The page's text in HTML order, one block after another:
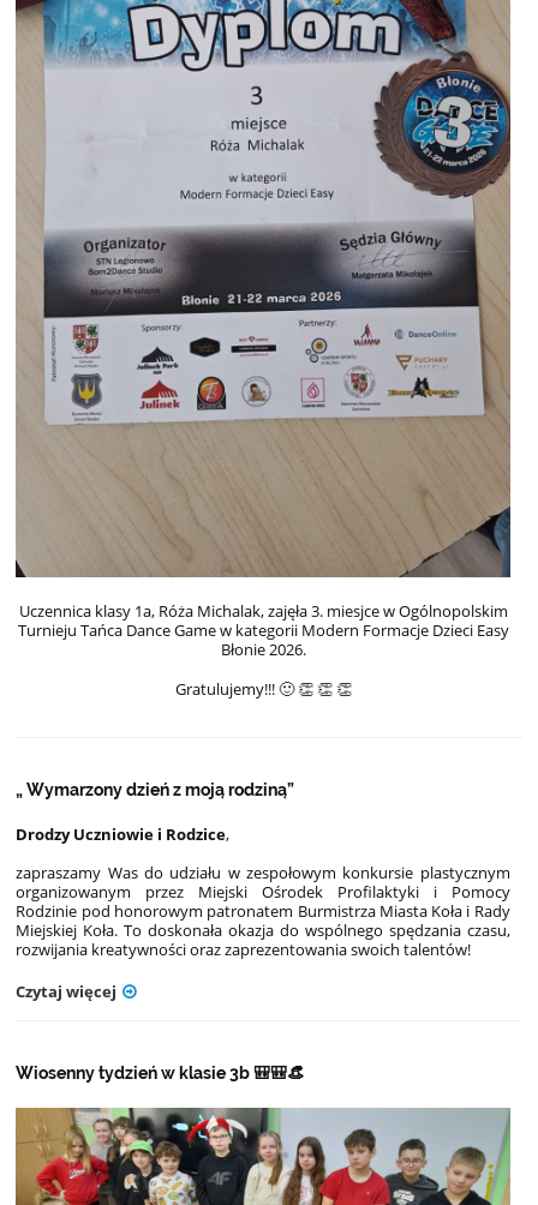
Uczennica klasy 1a, Róża Michalak, zajęła 3. miesjce w Ogólnopolskim
Turnieju Tańca Dance Game w kategorii Modern Formacje Dzieci Easy
Błonie 2026.
Gratulujemy!!!🙂 👏 👏 👏
„ Wymarzony dzień z moją rodziną”
Drodzy Uczniowie i Rodzice,
zapraszamy Was do udziału w zespołowym konkursie plastycznym
organizowanym przez Miejski Ośrodek Profilaktyki i Pomocy
Rodzinie pod honorowym patronatem Burmistrza Miasta Koła i Rady
Miejskiej Koła. To doskonała okazja do wspólnego spędzania czasu,
rozwijania kreatywności oraz zaprezentowania swoich talentów!
Czytaj więcej
Wiosenny tydzień w klasie 3b 🎒🎒👒